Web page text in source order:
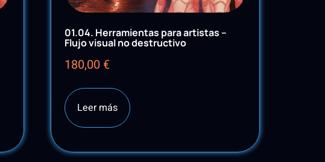
01.04. Herramientas para artistas –
Flujo visual no destructivo
180,00 €
Leer más